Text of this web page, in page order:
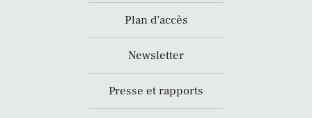
Plan d’accès
Newsletter
Presse et rapports